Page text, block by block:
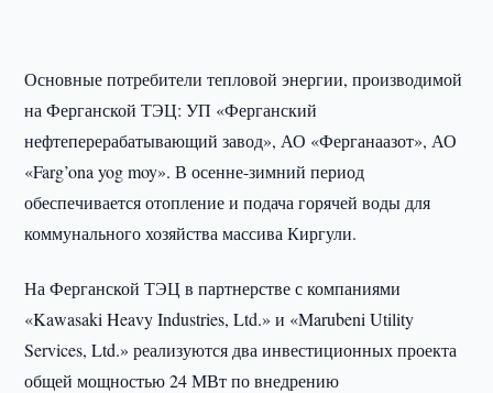
Основные потребители тепловой энергии, производимой
на Ферганской ТЭЦ: УП «Ферганский
нефтеперерабатывающий завод», АО «Ферганаазот», АО
«Farg’ona yog moy». В осенне-зимний период
обеспечивается отопление и подача горячей воды для
коммунального хозяйства массива Киргули.
На Ферганской ТЭЦ в партнерстве с компаниями
«Kawasaki Heavy Industries, Ltd.» и «Marubeni Utility
Services, Ltd.» реализуются два инвестиционных проекта
общей мощностью 24 МВт по внедрению